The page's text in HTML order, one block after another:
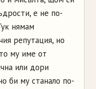
е не по-
нямам
репутация, но
му име от
или дори
би му станало по-